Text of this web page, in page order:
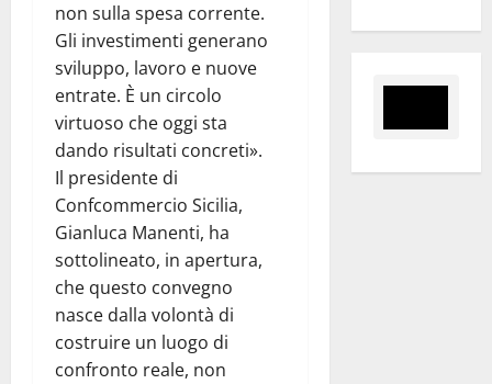
non sulla spesa corrente.
Gli investimenti generano
sviluppo, lavoro e nuove
entrate. È un circolo
virtuoso che oggi sta
dando risultati concreti».
Il presidente di
Confcommercio Sicilia,
Gianluca Manenti, ha
sottolineato, in apertura,
che questo convegno
nasce dalla volontà di
costruire un luogo di
confronto reale, non